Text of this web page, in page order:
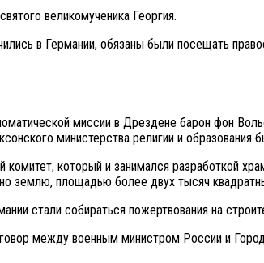
великомученика Георгия.
в Германии, обязаны были посещать
миссии в Дрездене барон фон
министерства религии и образования
который и занимался разработкой
землю, площадью более двух тысяч
стали собираться пожертвования на
между военным министром России и